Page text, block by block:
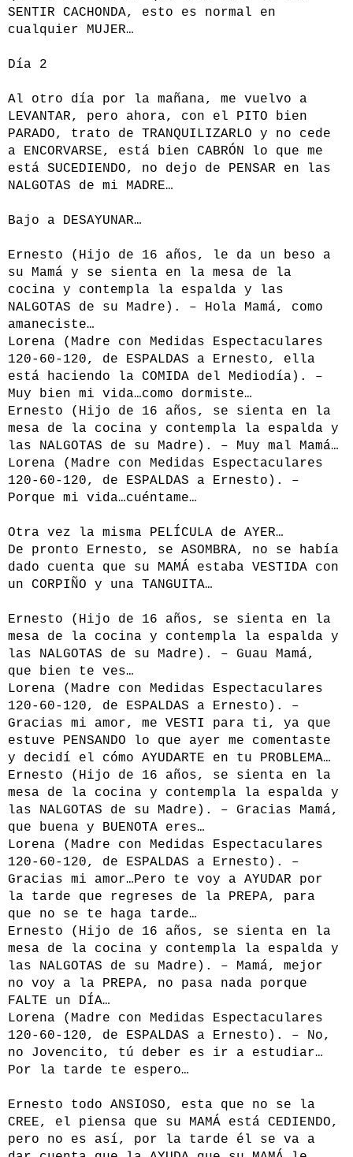
SENTIR CACHONDA, esto es normal en
cualquier MUJER…
Día 2
Al otro día por la mañana, me vuelvo a
LEVANTAR, pero ahora, con el PITO bien
PARADO, trato de TRANQUILIZARLO y no cede
a ENCORVARSE, está bien CABRÓN lo que me
está SUCEDIENDO, no dejo de PENSAR en las
NALGOTAS de mi MADRE…
Bajo a DESAYUNAR…
Ernesto (Hijo de 16 años, le da un beso a
su Mamá y se sienta en la mesa de la
cocina y contempla la espalda y las
NALGOTAS de su Madre). – Hola Mamá, como
amaneciste…
Lorena (Madre con Medidas Espectaculares
120-60-120, de ESPALDAS a Ernesto, ella
está haciendo la COMIDA del Mediodía). –
Muy bien mi vida…como dormiste…
Ernesto (Hijo de 16 años, se sienta en la
mesa de la cocina y contempla la espalda y
las NALGOTAS de su Madre). – Muy mal Mamá…
Lorena (Madre con Medidas Espectaculares
120-60-120, de ESPALDAS a Ernesto). –
Porque mi vida…cuéntame…
Otra vez la misma PELÍCULA de AYER…
De pronto Ernesto, se ASOMBRA, no se había
dado cuenta que su MAMÁ estaba VESTIDA con
un CORPIÑO y una TANGUITA…
Ernesto (Hijo de 16 años, se sienta en la
mesa de la cocina y contempla la espalda y
las NALGOTAS de su Madre). – Guau Mamá,
que bien te ves…
Lorena (Madre con Medidas Espectaculares
120-60-120, de ESPALDAS a Ernesto). –
Gracias mi amor, me VESTI para ti, ya que
estuve PENSANDO lo que ayer me comentaste
y decidí el cómo AYUDARTE en tu PROBLEMA…
Ernesto (Hijo de 16 años, se sienta en la
mesa de la cocina y contempla la espalda y
las NALGOTAS de su Madre). – Gracias Mamá,
que buena y BUENOTA eres…
Lorena (Madre con Medidas Espectaculares
120-60-120, de ESPALDAS a Ernesto). –
Gracias mi amor…Pero te voy a AYUDAR por
la tarde que regreses de la PREPA, para
que no se te haga tarde…
Ernesto (Hijo de 16 años, se sienta en la
mesa de la cocina y contempla la espalda y
las NALGOTAS de su Madre). – Mamá, mejor
no voy a la PREPA, no pasa nada porque
FALTE un DÍA…
Lorena (Madre con Medidas Espectaculares
120-60-120, de ESPALDAS a Ernesto). – No,
no Jovencito, tú deber es ir a estudiar…
Por la tarde te espero…
Ernesto todo ANSIOSO, esta que no se la
CREE, el piensa que su MAMÁ está CEDIENDO,
pero no es así, por la tarde él se va a